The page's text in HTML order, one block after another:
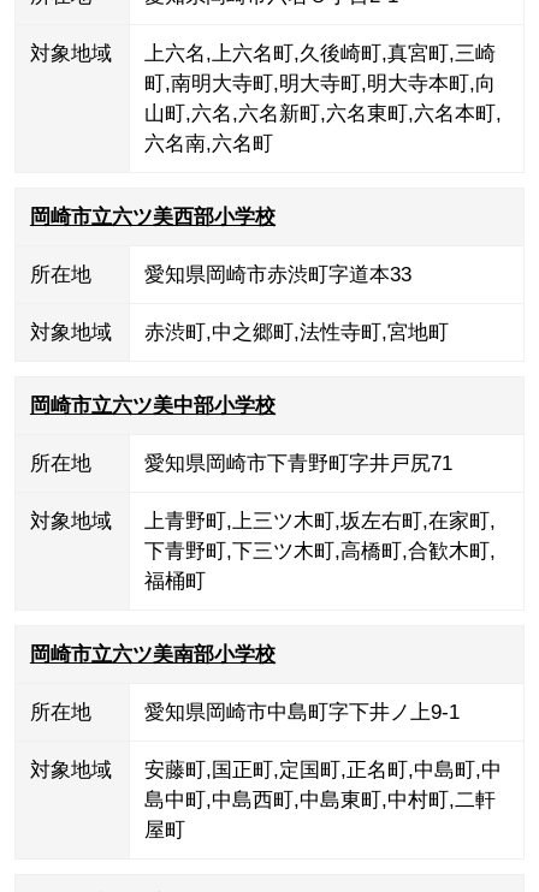
対象地域 上六名,上六名町 ,久後崎町 ,真宮町 ,三崎
町 ,南明大寺町 ,明大寺町 ,明大寺本町 ,向
山町 ,六名,六名新町 ,六名東町 ,六名本町 ,
六名南,六名町
岡崎市立六ツ美西部小学校
所在地 愛知県岡崎市赤渋町字道本33
対象地域 赤渋町,中之郷町,法性寺町,宮地町
岡崎市立六ツ美中部小学校
所在地 愛知県岡崎市下青野町字井戸尻71
対象地域 上青野町,上三ツ木町,坂左右町,在家町,
下青野町,下三ツ木町,高橋町,合歓木町,
福桶町
岡崎市立六ツ美南部小学校
所在地 愛知県岡崎市中島町字下井ノ上9-1
対象地域 安藤町,国正町,定国町,正名町,中島町,中
島中町,中島西町,中島東町,中村町,二軒
屋町